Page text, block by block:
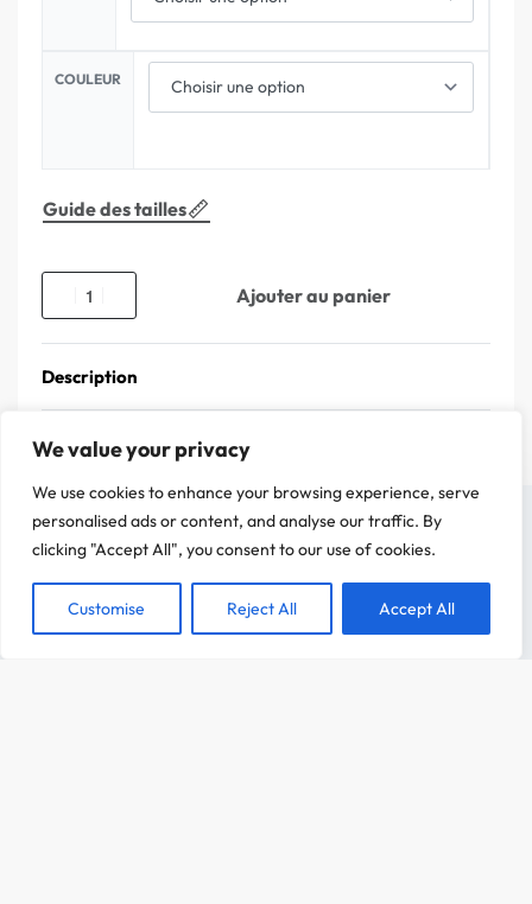
We value your privacy
We use cookies to enhance your browsing experience, serve
personalised ads or content, and analyse our traffic. By
clicking "Accept All", you consent to our use of cookies.
Customise Reject All Accept All
COULEUR
Guide des tailles
Ajouter au panier
Description
On a attendu d'être sûr que le contenu de notre site vous intéresse avant de
C'est OK pour vous ?
ACCEPTER